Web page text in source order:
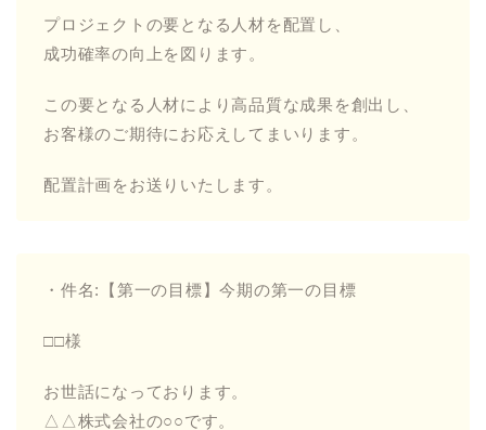
プロジェクトの要となる人材を配置し、
成功確率の向上を図ります。
この要となる人材により高品質な成果を創出し、
お客様のご期待にお応えしてまいります。
配置計画をお送りいたします。
・件名:【第一の目標】今期の第一の目標
□□様
お世話になっております。
△△株式会社の○○です。